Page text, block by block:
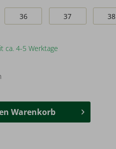
36 37 38
ca. 4-5 Werktage
Warenkorb